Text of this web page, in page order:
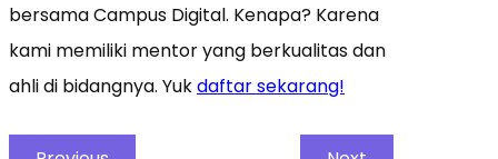
bersama Campus Digital. Kenapa? Karena
kami memiliki mentor yang berkualitas dan
ahli di bidangnya. Yukdaftar sekarang!